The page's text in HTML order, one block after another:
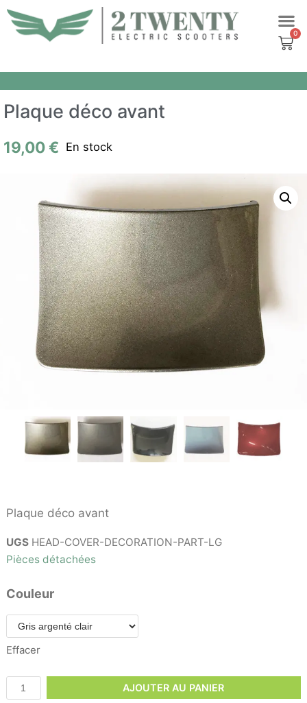
Aller
au
Plaque déco avant
19,00€ En stock
Plaque déco avant
UGS HEAD-COVER-DECORATION-PART-LG
Pièces détachées
Couleur
Effacer
AJOUTER AU PANIER